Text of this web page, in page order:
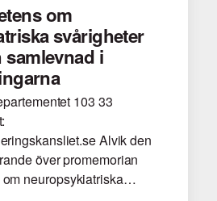
om
svårigheter
i
103 33
Alvik den
över promemorian
om neuropsykiatriska…